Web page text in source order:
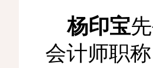
杨印宝
会计师职